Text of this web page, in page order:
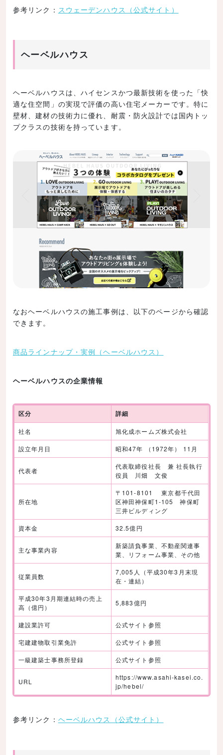
参考リンク： スウェーデンハウス（公式サイト）
ヘーベルハウス
ヘーベルハウスは、ハイセンスかつ最新技術を使った「快
適な住空間」の実現で評価の高い住宅メーカーです。特に
壁材、建材の技術力に優れ、耐震・防火設計では国内トッ
プクラスの技術を持っています。
なおヘーベルハウスの施工事例は、以下のページから確認
できます。
商品ラインナップ・実例（ヘーベルハウス）
ヘーベルハウスの企業情報
区分 詳細
社名 旭化成ホームズ株式会社
設立年月日 昭和47年 （1972年） 11月
代表者
代表取締役社長 兼 社長執行
役員 川畑 文俊
所在地
〒101-8101 東京都千代田
区神田神保町1-105 神保町
三井ビルディング
資本金 32.5億円
主な事業内容
新築請負事業、不動産関連事
業、リフォーム事業、その他
従業員数
7,005人（平成30年3月末現
在・連結）
平成30年3月期連結時の売上
高（億円）
5,883億円
建設業許可 公式サイト参照
宅建建物取引業免許 公式サイト参照
一級建築士事務所登録 公式サイト参照
URL
https://www.asahi-kasei.co.
jp/hebel/
参考リンク： ヘーベルハウス（公式サイト）